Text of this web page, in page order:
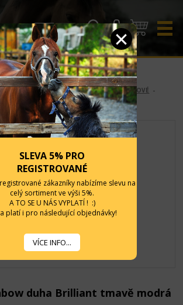
CZK EUR
OHLÁVKY A VODÍTKA -OHLÁVKY - NYLONOVÉ -
PODLOŽENÉ - BERÁNKEM
duha Brilliant tmavě modrá
SLEVA 5% PRO
REGISTROVANÉ
zákazníky nabízíme slevu na
celý sortiment ve výši 5%.
A TO SE U NÁS VYPLATÍ ! :)
platí i pro následující objednávky!
VÍCE INFO...